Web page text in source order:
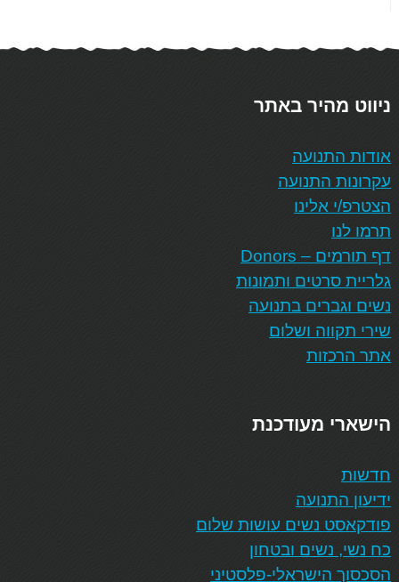
ניווט מהיר באתר
אודות התנועה
עקרונות התנועה
הצטרפ/י אלינו
תרמו לנו
דף תורמים – Donors
גלריית סרטים ותמונות
נשים וגברים בתנועה
שירי תקווה ושלום
אתר הרכזות
הישארי מעודכנת
חדשות
ידיעון התנועה
פודקאסט נשים עושות שלום
כח נשי, נשים ובטחון
הסכסוך הישראלי-פלסטיני